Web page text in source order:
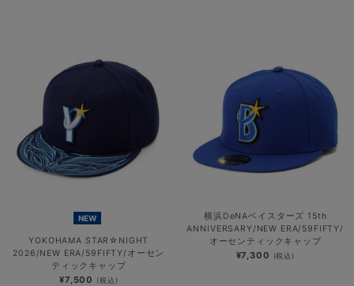
NEW
YOKOHAMA STAR☆NIGHT
2026/NEW ERA/59FIFTY/オーセン
ティックキャップ
¥7,500 (税込)
横浜DeNAベイスターズ 15th
ANNIVERSARY/NEW ERA/59FIFTY/
オーセンティックキャップ
¥7,300 (税込)